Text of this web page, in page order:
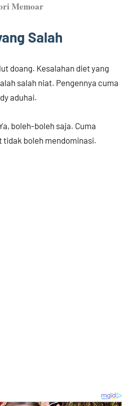
Memoar
Salah
doang. Kesalahan diet yang
salah niat. Pengennya cuma
aduhai.
boleh-boleh saja. Cuma
boleh mendominasi.